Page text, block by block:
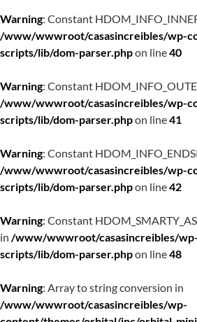
Warning: Constant
/www/wwwroot/casasincreibles/wp-
scripts/lib/dom-parser.phpon line40
Warning: Constant
/www/wwwroot/casasincreibles/wp-
scripts/lib/dom-parser.phpon line41
Warning: Constant
/www/wwwroot/casasincreibles/wp-
scripts/lib/dom-parser.phpon line42
Warning: Constant
in /www/wwwroot/casasincreibles/
scripts/lib/dom-parser.phpon line48
Warning: Array to string conversion in
/www/wwwroot/casasincreibles/wp-